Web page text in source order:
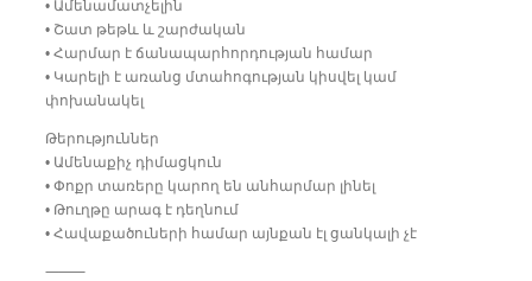
• Ամենամատչելին
• Շատ թեթև և շարժական
• Հարմար է ճանապարհորդության համար
• Կարելի է առանց մտահոգության կիսվել կամ
փոխանակել
Թերություններ
• Ամենաքիչ դիմացկուն
• Փոքր տառերը կարող են անհարմար լինել
• Թուղթը արագ է դեղնում
• Հավաքածուների համար այնքան էլ ցանկալի չէ
⸻